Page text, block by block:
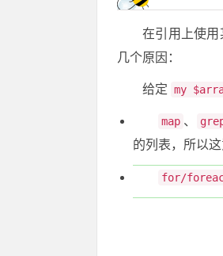
在引用上使
几个原因：
给定 my
map 、
的列表，所以
for/